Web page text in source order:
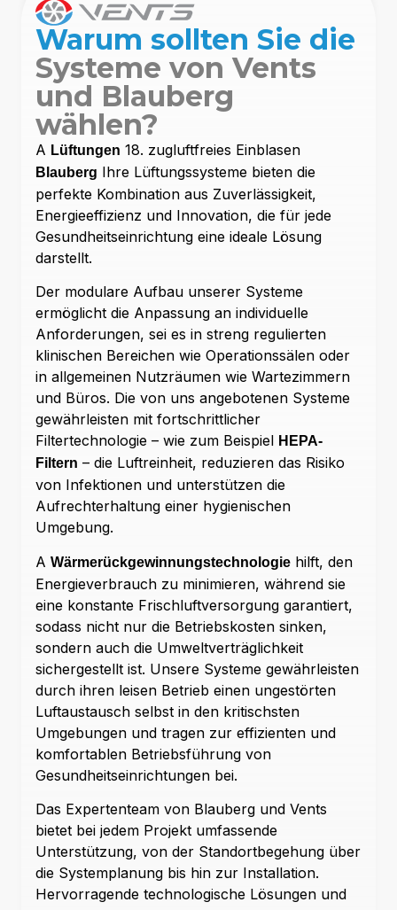
Warum sollten Sie die
Systeme von Vents
und Blauberg
wählen?
A Lüftungen 18. zugluftfreies Einblasen
Blauberg Ihre Lüftungssysteme bieten die
perfekte Kombination aus Zuverlässigkeit,
Energieeffizienz und Innovation, die für jede
Gesundheitseinrichtung eine ideale Lösung
darstellt.
Der modulare Aufbau unserer Systeme
ermöglicht die Anpassung an individuelle
Anforderungen, sei es in streng regulierten
klinischen Bereichen wie Operationssälen oder
in allgemeinen Nutzräumen wie Wartezimmern
und Büros. Die von uns angebotenen Systeme
gewährleisten mit fortschrittlicher
Filtertechnologie – wie zum Beispiel HEPA-
Filtern – die Luftreinheit, reduzieren das Risiko
von Infektionen und unterstützen die
Aufrechterhaltung einer hygienischen
Umgebung.
A Wärmerückgewinnungstechnologie hilft, den
Energieverbrauch zu minimieren, während sie
eine konstante Frischluftversorgung garantiert,
sodass nicht nur die Betriebskosten sinken,
sondern auch die Umweltverträglichkeit
sichergestellt ist. Unsere Systeme gewährleisten
durch ihren leisen Betrieb einen ungestörten
Luftaustausch selbst in den kritischsten
Umgebungen und tragen zur effizienten und
komfortablen Betriebsführung von
Gesundheitseinrichtungen bei.
Das Expertenteam von Blauberg und Vents
bietet bei jedem Projekt umfassende
Unterstützung, von der Standortbegehung über
die Systemplanung bis hin zur Installation.
Hervorragende technologische Lösungen und